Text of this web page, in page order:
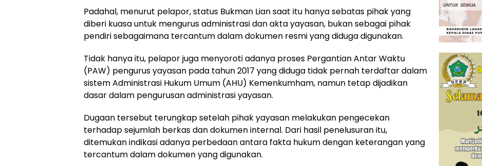
Padahal, menurut pelapor, status Bukman Lian saat itu hanya sebatas pihak yang
diberi kuasa untuk mengurus administrasi dan akta yayasan, bukan sebagai pihak
pendiri sebagaimana tercantum dalam dokumen resmi yang diduga digunakan.
Tidak hanya itu, pelapor juga menyoroti adanya proses Pergantian Antar Waktu
(PAW) pengurus yayasan pada tahun 2017 yang diduga tidak pernah terdaftar dalam
sistem Administrasi Hukum Umum (AHU) Kemenkumham, namun tetap dijadikan
dasar dalam pengurusan administrasi yayasan.
Dugaan tersebut terungkap setelah pihak yayasan melakukan pengecekan
terhadap sejumlah berkas dan dokumen internal. Dari hasil penelusuran itu,
ditemukan indikasi adanya perbedaan antara fakta hukum dengan keterangan yang
tercantum dalam dokumen yang digunakan.